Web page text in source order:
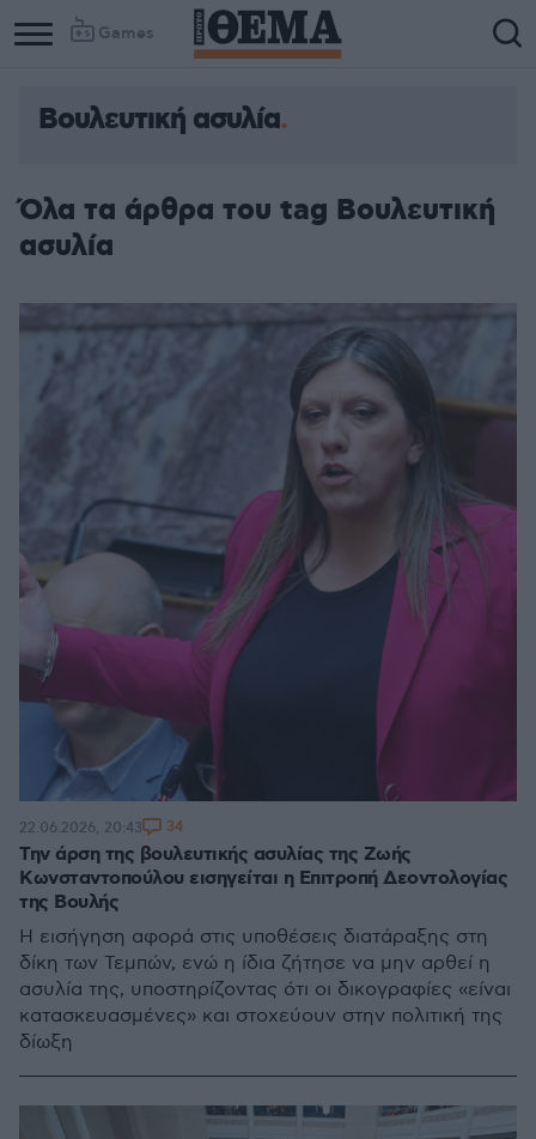
Games
Βουλευτική ασυλία
Όλα τα άρθρα του tag Βουλευτική
ασυλία
Την άρση της βουλευτικής ασυλίας της Ζωής
Κωνσταντοπούλου εισηγείται η Επιτροπή Δεοντολογίας
της Βουλής
Η εισήγηση αφορά στις υποθέσεις διατάραξης στη
δίκη των Τεμπών, ενώ η ίδια ζήτησε να μην αρθεί η
ασυλία της, υποστηρίζοντας ότι οι δικογραφίες «είναι
κατασκευασμένες» και στοχεύουν στην πολιτική της
δίωξη
22.06.2026, 20:43 34